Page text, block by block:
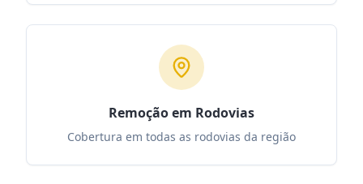
Remoção em Rodovias
Cobertura em todas as rodovias da região